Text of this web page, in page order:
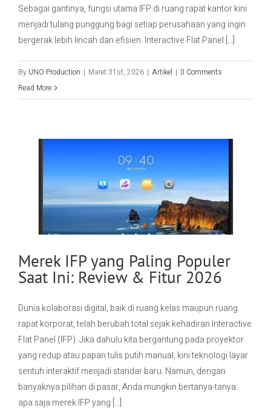
Sebagai gantinya, fungsi utama IFP di ruang rapat kantor kini
menjadi tulang punggung bagi setiap perusahaan yang ingin
bergerak lebih lincah dan efisien. Interactive Flat Panel [...]
By UNO Production | Maret 31st, 2026 | Artikel | 0 Comments
Read More
Merek IFP yang Paling Populer
Saat Ini: Review & Fitur 2026
Dunia kolaborasi digital, baik di ruang kelas maupun ruang
rapat korporat, telah berubah total sejak kehadiran Interactive
Flat Panel (IFP). Jika dahulu kita bergantung pada proyektor
yang redup atau papan tulis putih manual, kini teknologi layar
sentuh interaktif menjadi standar baru. Namun, dengan
banyaknya pilihan di pasar, Anda mungkin bertanya-tanya:
apa saja merek IFP yang [...]